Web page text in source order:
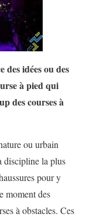
des idées ou des
à pied qui
des courses à
ou urbain
discipline la plus
pour y
moment des
à obstacles. Ces